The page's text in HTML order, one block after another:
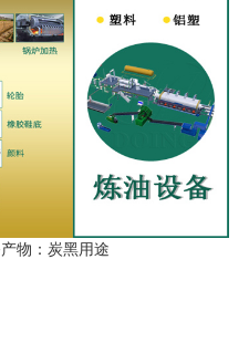
物：炭黑用途